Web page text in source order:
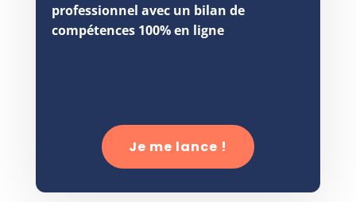
professionnel avec un bilan de
compétences 100% en ligne
Je me lance !